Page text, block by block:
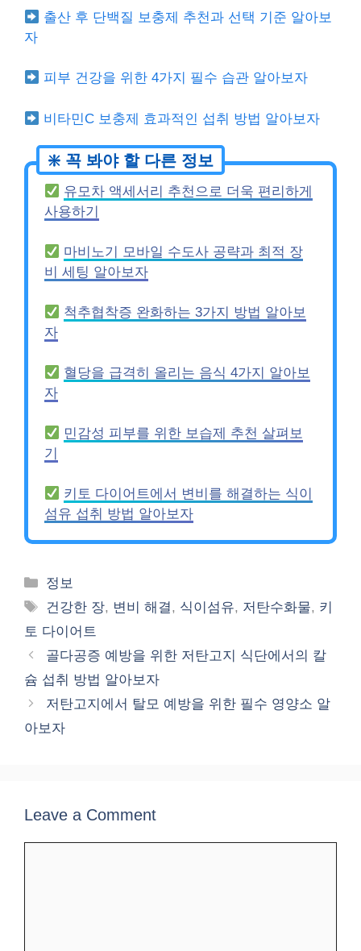
출산 후 단백질 보충제 추천과 선택 기준 알아보
자
피부 건강을 위한 4가지 필수 습관 알아보자
비타민C 보충제 효과적인 섭취 방법 알아보자
유모차 액세서리 추천으로 더욱 편리하게
사용하기
마비노기 모바일 수도사 공략과 최적 장
비 세팅 알아보자
척추협착증 완화하는 3가지 방법 알아보
자
혈당을 급격히 올리는 음식 4가지 알아보
자
민감성 피부를 위한 보습제 추천 살펴보
기
키토 다이어트에서 변비를 해결하는 식이
섬유 섭취 방법 알아보자
Categories
정보
Tags
건강한 장, 변비 해결 , 식이섬유, 저탄수화물, 키
토 다이어트
골다공증 예방을 위한 저탄고지 식단에서의 칼
슘 섭취 방법 알아보자
저탄고지에서 탈모 예방을 위한 필수 영양소 알
아보자
Leave a Comment